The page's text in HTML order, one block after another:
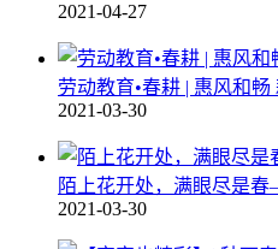
2021-04-27
劳动教育•春耕 | 惠风和
2021-03-30
陌上花开处，满眼尽是
2021-03-30